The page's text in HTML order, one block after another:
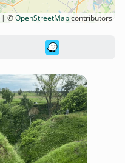
| ©OpenStreetMapcontributors